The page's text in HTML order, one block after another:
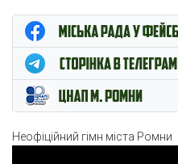
ЦНАП м. Ромни
Неофіційний гімн міста Ромни